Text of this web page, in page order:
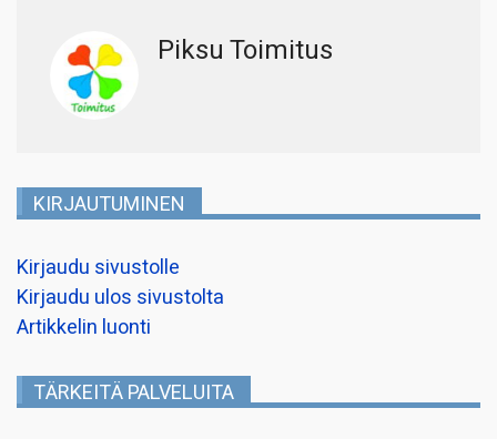
Piksu Toimitus
KIRJAUTUMINEN
Kirjaudu sivustolle
Kirjaudu ulos sivustolta
Artikkelin luonti
TÄRKEITÄ PALVELUITA